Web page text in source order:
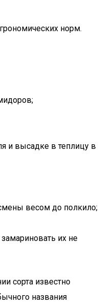
норм.
и высадке в теплицу в
весом до полкило;
их не
сорта известно
названия